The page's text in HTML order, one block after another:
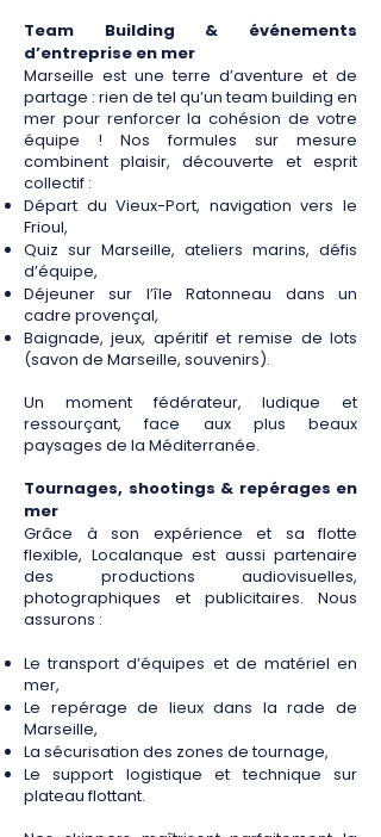
Team Building & événements
d’entreprise en mer
Marseille est une terre d’aventure et de
partage : rien de tel qu’un team building en
mer pour renforcer la cohésion de votre
équipe ! Nos formules sur mesure
combinent plaisir, découverte et esprit
collectif :
Départ du Vieux-Port, navigation vers le
Frioul,
Quiz sur Marseille, ateliers marins, défis
d’équipe,
Déjeuner sur l’île Ratonneau dans un
cadre provençal,
Baignade, jeux, apéritif et remise de lots
(savon de Marseille, souvenirs).
Un moment fédérateur, ludique et
ressourçant, face aux plus beaux
paysages de la Méditerranée.
Tournages, shootings & repérages en
mer
Grâce à son expérience et sa flotte
flexible, Localanque est aussi partenaire
des productions audiovisuelles,
photographiques et publicitaires. Nous
assurons :
Le transport d’équipes et de matériel en
mer,
Le repérage de lieux dans la rade de
Marseille,
La sécurisation des zones de tournage,
Le support logistique et technique sur
plateau flottant.